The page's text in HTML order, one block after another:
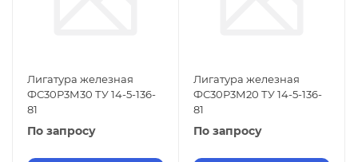
Лигатура железная
ФС30Р3М30 ТУ 14-5-136-
81
По запросу
Лигатура железная
ФС30Р3М20 ТУ 14-5-136-
81
По запросу